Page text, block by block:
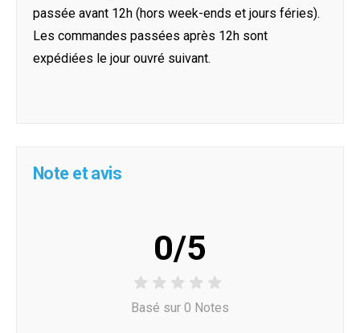
passée avant 12h (hors week-ends et jours féries).
Les commandes passées après 12h sont
expédiées le jour ouvré suivant.
Note et avis
0/5
Basé sur 0 Notes